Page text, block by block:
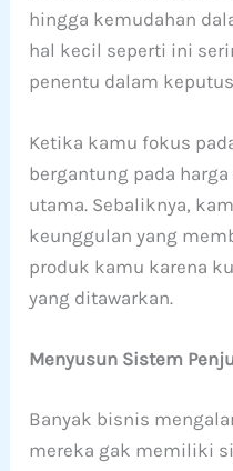
hingga kemudahan
hal kecil seperti ini
penentu dalam
Ketika kamu fokus
bergantung pada
utama. Sebaliknya,
keunggulan yang
produk kamu karena
yang ditawarkan.
Menyusun Sistem
Banyak bisnis
mereka gak memiliki